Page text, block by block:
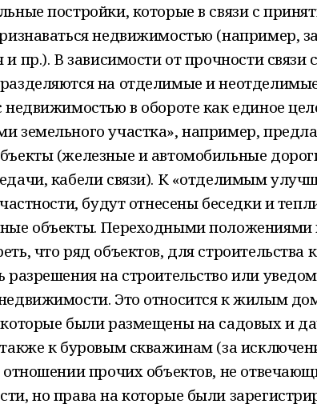
постройки, которые в связи с
недвижимостью (например,
и пр.). В зависимости от прочности
на отделимые и
недвижимостью в обороте как единое
земельного участка», например,
(железные и автомобильные
кабели связи). К «отделимым
будут отнесены беседки и
объекты. Переходными положениями
что ряд объектов, для строительства
разрешения на строительство или
Это относится к жилым
были размещены на садовых и
к буровым скважинам (за
прочих объектов, не
но права на которые были